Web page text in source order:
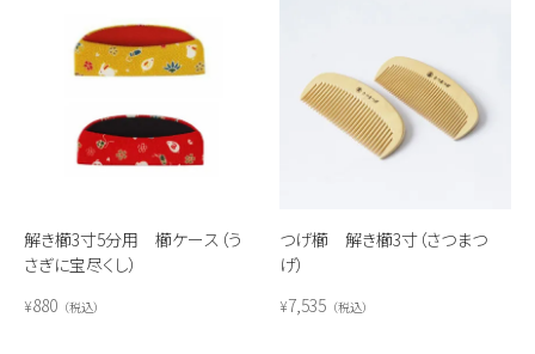
解き櫛3寸5分用 櫛ケース（う
さぎに宝尽くし）
¥880 税込
つげ櫛 解き櫛3寸（さつまつ
げ）
¥7,535 税込